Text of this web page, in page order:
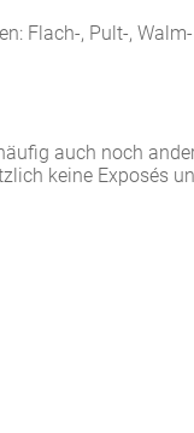
Flach-, Pult-,
auch noch
keine Exposés